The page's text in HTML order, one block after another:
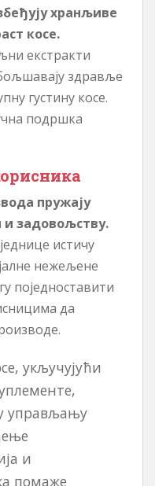
хранљиве
косе.
екстракти
здравље
густину косе.
подршка
пружају
и задовољству.
истичу
нежељене
поједноставити
да
укључујући
управљању
и
помаже